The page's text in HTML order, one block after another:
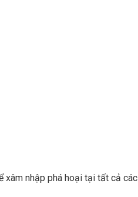
nhập phá hoại tại tất cả